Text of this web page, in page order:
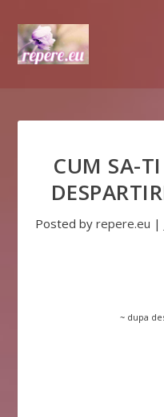
CUM SA-
Posted by repere.eu |
~ dupa